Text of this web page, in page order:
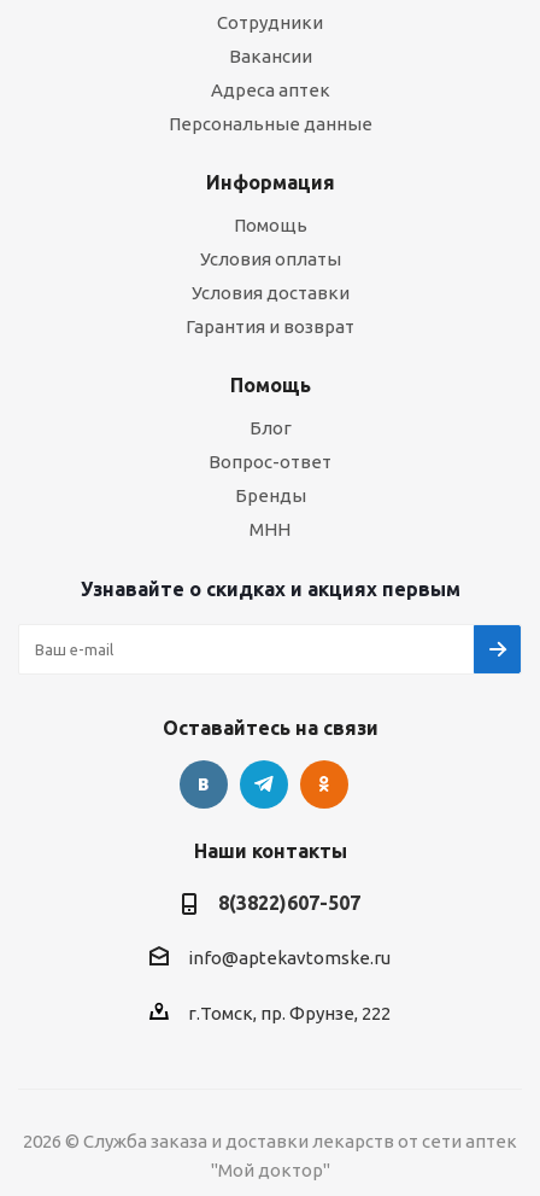
Сотрудники
Вакансии
Адреса аптек
Персональные данные
Информация
Помощь
Условия оплаты
Условия доставки
Гарантия и возврат
Помощь
Блог
Вопрос-ответ
Бренды
МНН
Узнавайте о скидках и акциях первым
Оставайтесь на связи
Наши контакты
8(3822)607-507
info@aptekavtomske.ru
г.Томск, пр. Фрунзе, 222
2026 © Служба заказа и доставки лекарств от сети аптек
"Мой доктор"